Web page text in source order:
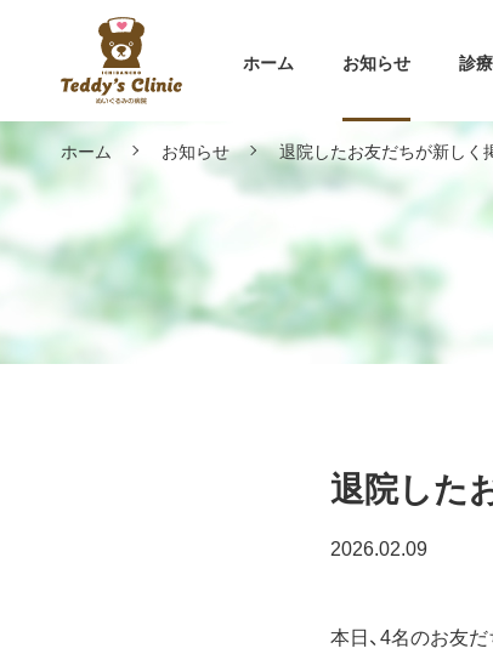
ホーム お知らせ 診
ホーム お知らせ 退院したお友だちが新しく
退院した
2026.02.09
本日、4名のお友